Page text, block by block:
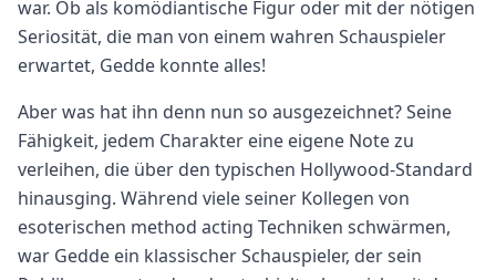
war. Ob als komödiantische Figur oder mit der nötigen
Seriosität, die man von einem wahren Schauspieler
erwartet, Gedde konnte alles!
Aber was hat ihn denn nun so ausgezeichnet? Seine
Fähigkeit, jedem Charakter eine eigene Note zu
verleihen, die über den typischen Hollywood-Standard
hinausging. Während viele seiner Kollegen von
esoterischen method acting Techniken schwärmen,
war Gedde ein klassischer Schauspieler, der sein